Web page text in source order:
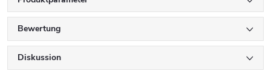
Bewertung
Diskussion